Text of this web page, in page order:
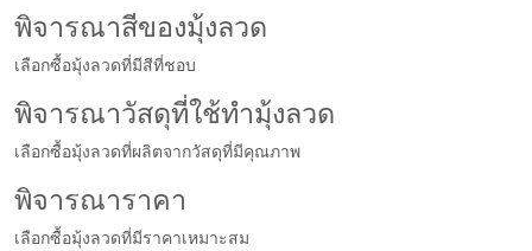
พิจารณาสีของมุ้งลวด
เลือกซื้อมุ้งลวดที่มีสีที่ชอบ
พิจารณาวัสดุที่ใช้ทำมุ้งลวด
เลือกซื้อมุ้งลวดที่ผลิตจากวัสดุที่มีคุณภาพ
พิจารณาราคา
เลือกซื้อมุ้งลวดที่มีราคาเหมาะสม